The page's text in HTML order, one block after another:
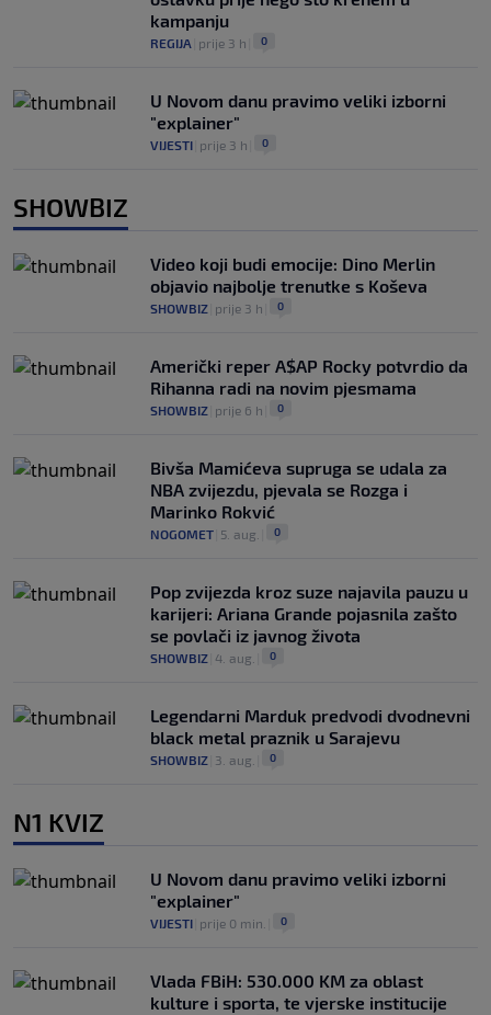
kampanju
REGIJA prije 3 h 0
U Novom danu pravimo veliki izborni
"explainer"
VIJESTI prije 3 h 0
SHOWBIZ
Video koji budi emocije: Dino Merlin
objavio najbolje trenutke s Koševa
SHOWBIZ prije 3 h 0
Američki reper A$AP Rocky potvrdio da
Rihanna radi na novim pjesmama
SHOWBIZ prije 6 h 0
Bivša Mamićeva supruga se udala za
NBA zvijezdu, pjevala se Rozga i
Marinko Rokvić
NOGOMET 5. aug. 0
Pop zvijezda kroz suze najavila pauzu u
karijeri: Ariana Grande pojasnila zašto
se povlači iz javnog života
SHOWBIZ 4. aug. 0
Legendarni Marduk predvodi dvodnevni
black metal praznik u Sarajevu
SHOWBIZ 3. aug. 0
N1 KVIZ
U Novom danu pravimo veliki izborni
"explainer"
VIJESTI prije 0 min. 0
Vlada FBiH: 530.000 KM za oblast
kulture i sporta, te vjerske institucije